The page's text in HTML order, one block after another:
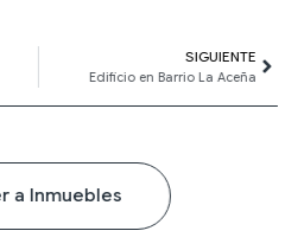
SIGUIENTE
Edificio en Barrio La Aceña
a Inmuebles